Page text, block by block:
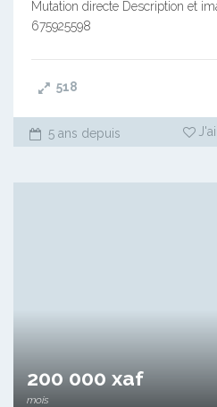
Mutation directe Description et
675925598
518
5 ans depuis
200 000 xaf
mois